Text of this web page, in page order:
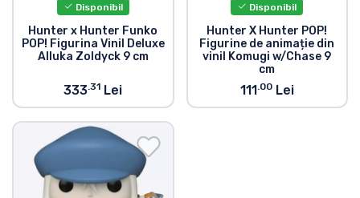
Disponibil
Hunter x Hunter Funko
POP! Figurina Vinil Deluxe
Alluka Zoldyck 9 cm
333.31 Lei
Disponibil
Hunter X Hunter POP!
Figurine de animație din
vinil Komugi w/Chase 9
cm
111.00Lei